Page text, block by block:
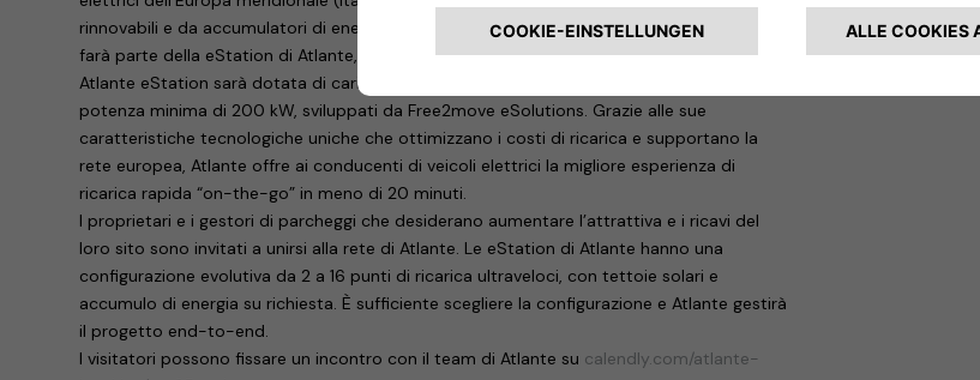
rinnovabili e da accumulatori di energia e integrata al 100% nella rete. Questo impianto
farà parte della eStation di Atlante, il cui concetto architettonico sarà svelato allo stand.
Atlante eStation sarà dotata di caricabatterie superveloci all’avanguardia con una
potenza minima di 200 kW, sviluppati da Free2move eSolutions. Grazie alle sue
caratteristiche tecnologiche uniche che ottimizzano i costi di ricarica e supportano la
rete europea, Atlante offre ai conducenti di veicoli elettrici la migliore esperienza di
ricarica rapida “on-the-go” in meno di 20 minuti.
I proprietari e i gestori di parcheggi che desiderano aumentare l’attrattiva e i ricavi del
loro sito sono invitati a unirsi alla rete di Atlante. Le eStation di Atlante hanno una
configurazione evolutiva da 2 a 16 punti di ricarica ultraveloci, con tettoie solari e
accumulo di energia su richiesta. È sufficiente scegliere la configurazione e Atlante gestirà
il progetto end-to-end.
I visitatori possono fissare un incontro con il team di Atlante su calendly.com/atlante-